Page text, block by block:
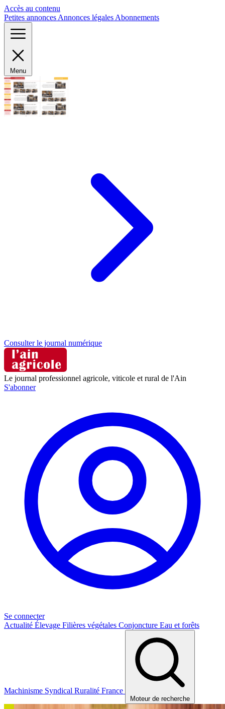
Accès au contenu
Petites annonces Annonces légales Abonnements
Menu
Consulter le journal numérique
Le journal professionnel agricole, viticole et rural de l'Ain
S'abonner
Se connecter
Actualité Élevage Filières végétales Conjoncture Eau et forêts
Machinisme Syndical Ruralité France
Moteur de recherche
Panneau de gestion des cookies